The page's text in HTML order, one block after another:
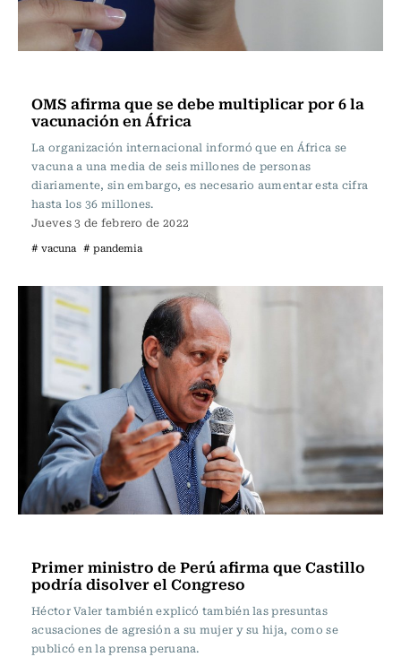
OMS afirma que se debe multiplicar por 6 la
vacunación en África
La organización internacional informó que en África se
vacuna a una media de seis millones de personas
diariamente, sin embargo, es necesario aumentar esta cifra
hasta los 36 millones.
Jueves 3 de febrero de 2022
# vacuna # pandemia
Primer ministro de Perú afirma que Castillo
podría disolver el Congreso
Héctor Valer también explicó también las presuntas
acusaciones de agresión a su mujer y su hija, como se
publicó en la prensa peruana.